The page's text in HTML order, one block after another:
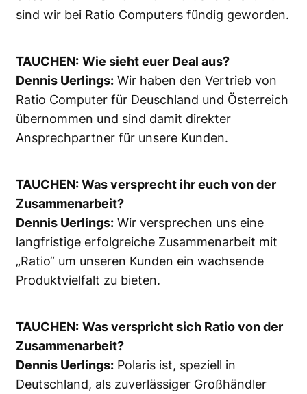
sind wir bei Ratio Computers fündig geworden.
TAUCHEN: Wie sieht euer Deal aus?
Dennis Uerlings: Wir haben den Vertrieb von
Ratio Computer für Deuschland und Österreich
übernommen und sind damit direkter
Ansprechpartner für unsere Kunden.
TAUCHEN: Was versprecht ihr euch von der
Zusammenarbeit?
Dennis Uerlings: Wir versprechen uns eine
langfristige erfolgreiche Zusammenarbeit mit
„Ratio“ um unseren Kunden ein wachsende
Produktvielfalt zu bieten.
TAUCHEN: Was verspricht sich Ratio von der
Zusammenarbeit?
Dennis Uerlings: Polaris ist, speziell in
Deutschland, als zuverlässiger Großhändler